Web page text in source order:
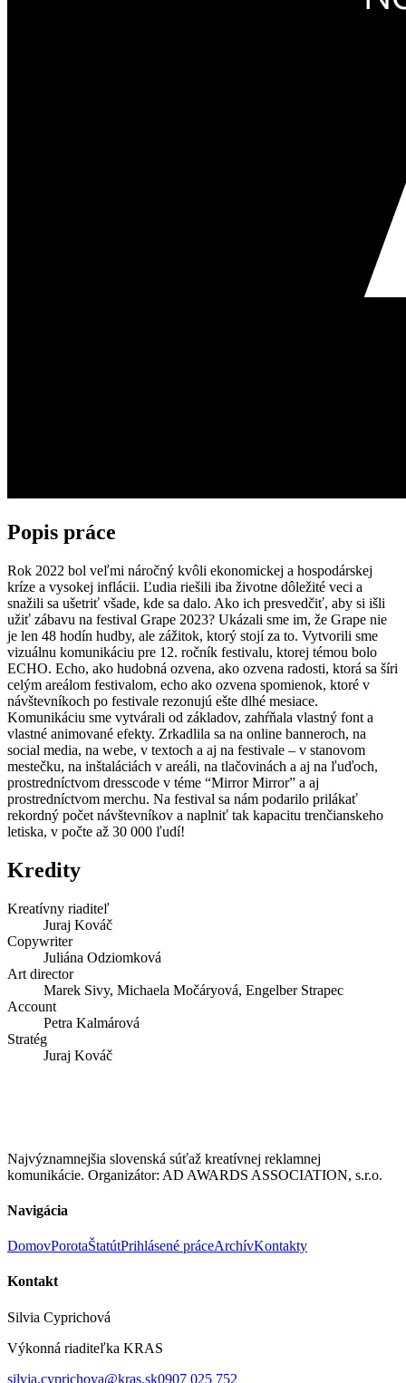
Popis práce
Rok 2022 bol veľmi náročný kvôli ekonomickej a hospodárskej
kríze a vysokej inflácii. Ľudia riešili iba životne dôležité veci a
snažili sa ušetriť všade, kde sa dalo. Ako ich presvedčiť, aby si išli
užiť zábavu na festival Grape 2023? Ukázali sme im, že Grape nie
je len 48 hodín hudby, ale zážitok, ktorý stojí za to. Vytvorili sme
vizuálnu komunikáciu pre 12. ročník festivalu, ktorej témou bolo
ECHO. Echo, ako hudobná ozvena, ako ozvena radosti, ktorá sa šíri
celým areálom festivalom, echo ako ozvena spomienok, ktoré v
návštevníkoch po festivale rezonujú ešte dlhé mesiace.
Komunikáciu sme vytvárali od základov, zahŕňala vlastný font a
vlastné animované efekty. Zrkadlila sa na online banneroch, na
social media, na webe, v textoch a aj na festivale – v stanovom
mestečku, na inštaláciách v areáli, na tlačovinách a aj na ľuďoch,
prostredníctvom dresscode v téme “Mirror Mirror” a aj
prostredníctvom merchu. Na festival sa nám podarilo prilákať
rekordný počet návštevníkov a naplniť tak kapacitu trenčianskeho
letiska, v počte až 30 000 ľudí!
Kredity
Kreatívny riaditeľ
Juraj Kováč
Copywriter
Juliána Odziomková
Art director
Marek Sivy, Michaela Močáryová, Engelber Strapec
Account
Petra Kalmárová
Stratég
Juraj Kováč
Najvýznamnejšia slovenská súťaž kreatívnej reklamnej
komunikácie. Organizátor: AD AWARDS ASSOCIATION, s.r.o.
Navigácia
DomovPorotaŠtatútPrihlásené práceArchívKontakty
Kontakt
Silvia Cyprichová
Výkonná riaditeľka KRAS
silvia.cyprichova@kras.sk0907 025 752